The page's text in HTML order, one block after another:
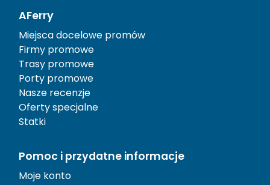
AFerry
Miejsca docelowe promów
Firmy promowe
Trasy promowe
Porty promowe
Nasze recenzje
Oferty specjalne
Statki
Pomoc i przydatne informacje
Moje konto